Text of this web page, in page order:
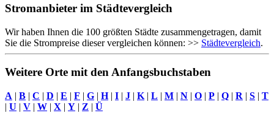
Stromanbieter im Städtevergleich
Wir haben Ihnen die 100 größten Städte zusammengetragen, damit
Sie die Strompreise dieser vergleichen können: >> Städtevergleich.
Weitere Orte mit den Anfangsbuchstaben
A | B | C | D | E | F | G | H| I | J | K | L | M | N | O | P | Q | R | S | T
| U | V | W | X | Y | Z | Ü